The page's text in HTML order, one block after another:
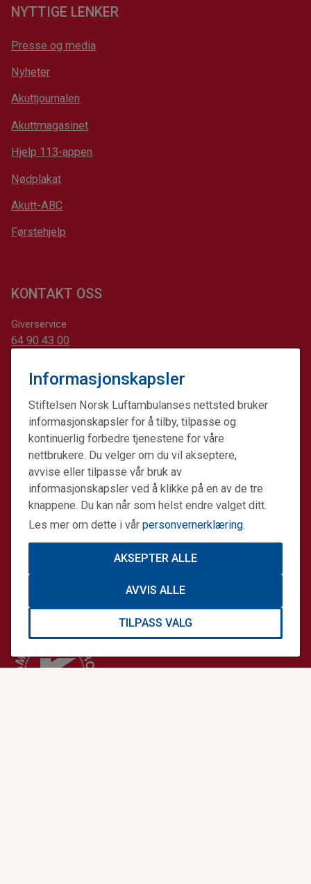
Informasjonskapsler
Stiftelsen Norsk Luftambulanses nettsted bruker
informasjonskapsler for å tilby, tilpasse og
kontinuerlig forbedre tjenestene for våre
nettbrukere. Du velger om du vil akseptere,
avvise eller tilpasse vår bruk av
informasjonskapsler ved å klikke på en av de tre
knappene. Du kan når som helst endre valget ditt.
Les mer om dette i vår personvernerklæring.
AKSEPTER ALLE
AVVIS ALLE
TILPASS VALG
NYTTIGE LENKER
Presse og media
Nyheter
Akuttjournalen
Akuttmagasinet
Hjelp 113-appen
Nødplakat
Akutt-ABC
Førstehjelp
KONTAKT OSS
Giverservice
64 90 43 00
Sentralbord
64 90 44 44
info@norskluftambulanse.no
Besøk
Storgata 33 A,
0184 Oslo
Post
Postboks 414 Sentrum,
Kontonummer for minnegaver og andre gaver:
1617.20.74689